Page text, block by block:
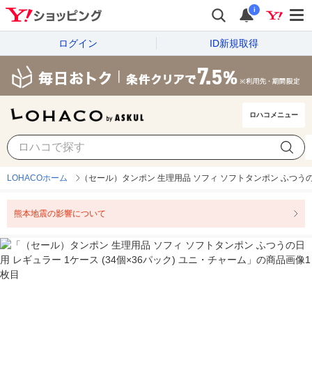
i
ログイン ID新規取得
ロハコメニュー
LOHACOホーム （セール）タンポン 生理用品 ソフィ ソフトタンポン ふつ
熊本地震の影響について